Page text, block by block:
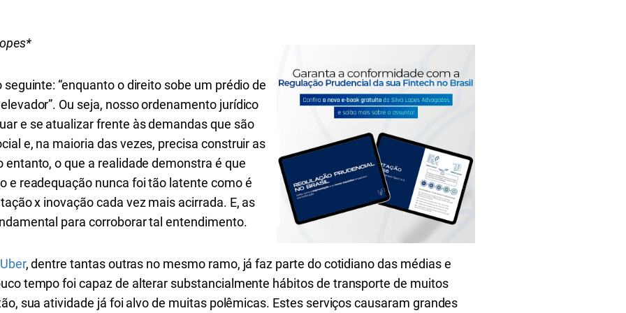
“enquanto o direito sobe um prédio de
Ou seja, nosso ordenamento jurídico
e se atualizar frente às demandas que são
e, na maioria das vezes, precisa construir as
o que a realidade demonstra é que
e readequação nunca foi tão latente como é
x inovação cada vez mais acirrada. E, as
para corroborar tal entendimento.
, dentre tantas outras no mesmo ramo, já faz parte do cotidiano das médias e
tempo foi capaz de alterar substancialmente hábitos de transporte de muitos
sua atividade já foi alvo de muitas polêmicas. Estes serviços causaram grandes